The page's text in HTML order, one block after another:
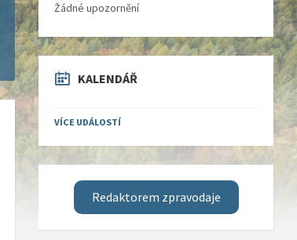
Žádné upozornění
KALENDÁŘ
VÍCE UDÁLOSTÍ
Redaktorem zpravodaje